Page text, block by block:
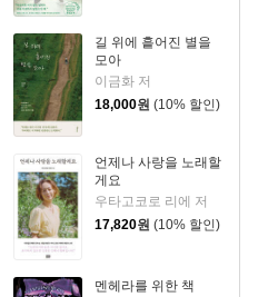
길 위에 흩어진 별을
모아
이금화 저
18,000원 (10% 할인)
언제나 사랑을 노래할
게요
우타고코로 리에 저
17,820원 (10% 할인)
멘헤라를 위한 책